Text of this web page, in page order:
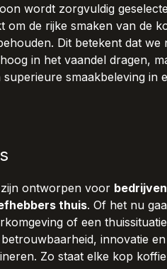
wordt zorgvuldig
om de rijke smaken van de
Dit betekent dat we
in het vaandel dragen,
smaakbeleving in
ontworpen voor
thuis. Of het nu
of een
innovatie en
Zo staat elke kop koffie